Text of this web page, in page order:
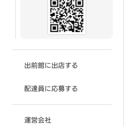
出前館に出店する
配達員に応募する
運営会社